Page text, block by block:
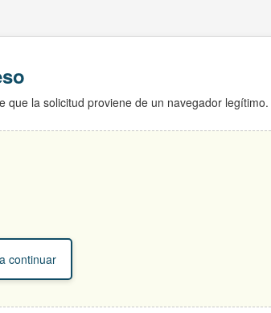
que la solicitud proviene de un navegador legítimo.
continuar